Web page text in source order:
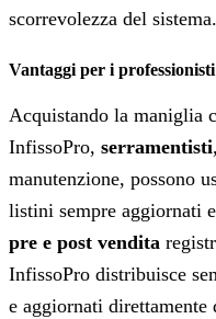
scorrevolezza del sistema.
Vantaggi per i professionisti
Acquistando la maniglia
InfissoPro, serramentisti
manutenzione, possono
listini sempre aggiornati e
pre e post vendita
InfissoPro distribuisce
e aggiornati